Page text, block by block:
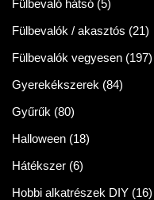
Fülbevaló hátsó (5)
Fülbevalók / akasztós (21)
Fülbevalók vegyesen (197)
Gyerekékszerek (84)
Gyűrűk (80)
Halloween (18)
Hátékszer (6)
Hobbi alkatrészek DIY (16)